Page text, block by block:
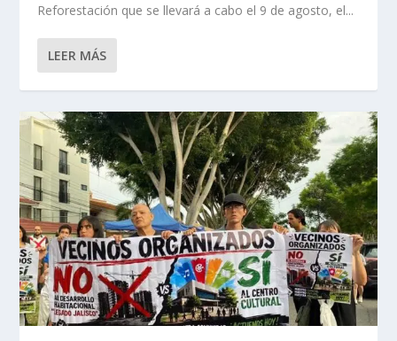
Reforestación que se llevará a cabo el 9 de agosto, el...
LEER MÁS